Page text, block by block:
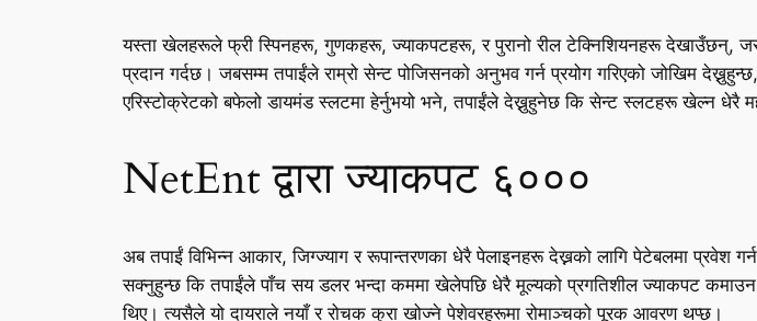
यस्ता खेलहरूले फ्री स्पिनहरू, गुणकहरू, ज्याकपटहरू, र पुरानो रील टेक्निशियनहरू देखाउँछन्,
प्रदान गर्दछ। जबसम्म तपाईंले राम्रो सेन्ट पोजिसनको अनुभव गर्न प्रयोग गरिएको जोखिम
एरिस्टोक्रेटको बफेलो डायमंड स्लटमा हेर्नुभयो भने, तपाईंले देख्नुहुनेछ कि सेन्ट स्लटहरू खेल्न धेरै
NetEnt द्वारा ज्याकपट ६०००
अब तपाईं विभिन्न आकार, जिग्ज्याग र रूपान्तरणका धेरै पेलाइनहरू देख्नको लागि पेटेबलमा प्रवेश
सक्नुहुन्छ कि तपाईंले पाँच सय डलर भन्दा कममा खेलेपछि धेरै मूल्यको प्रगतिशील ज्याकपट
थिए। त्यसैले यो दायराले नयाँ र रोचक कुरा खोज्ने पेशेवरहरूमा रोमाञ्चको पूरक आवरण थप्छ।